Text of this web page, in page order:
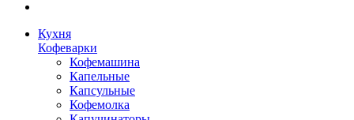
Кухня
Кофеварки
Кофемашина
Капельные
Капсульные
Кофемолка